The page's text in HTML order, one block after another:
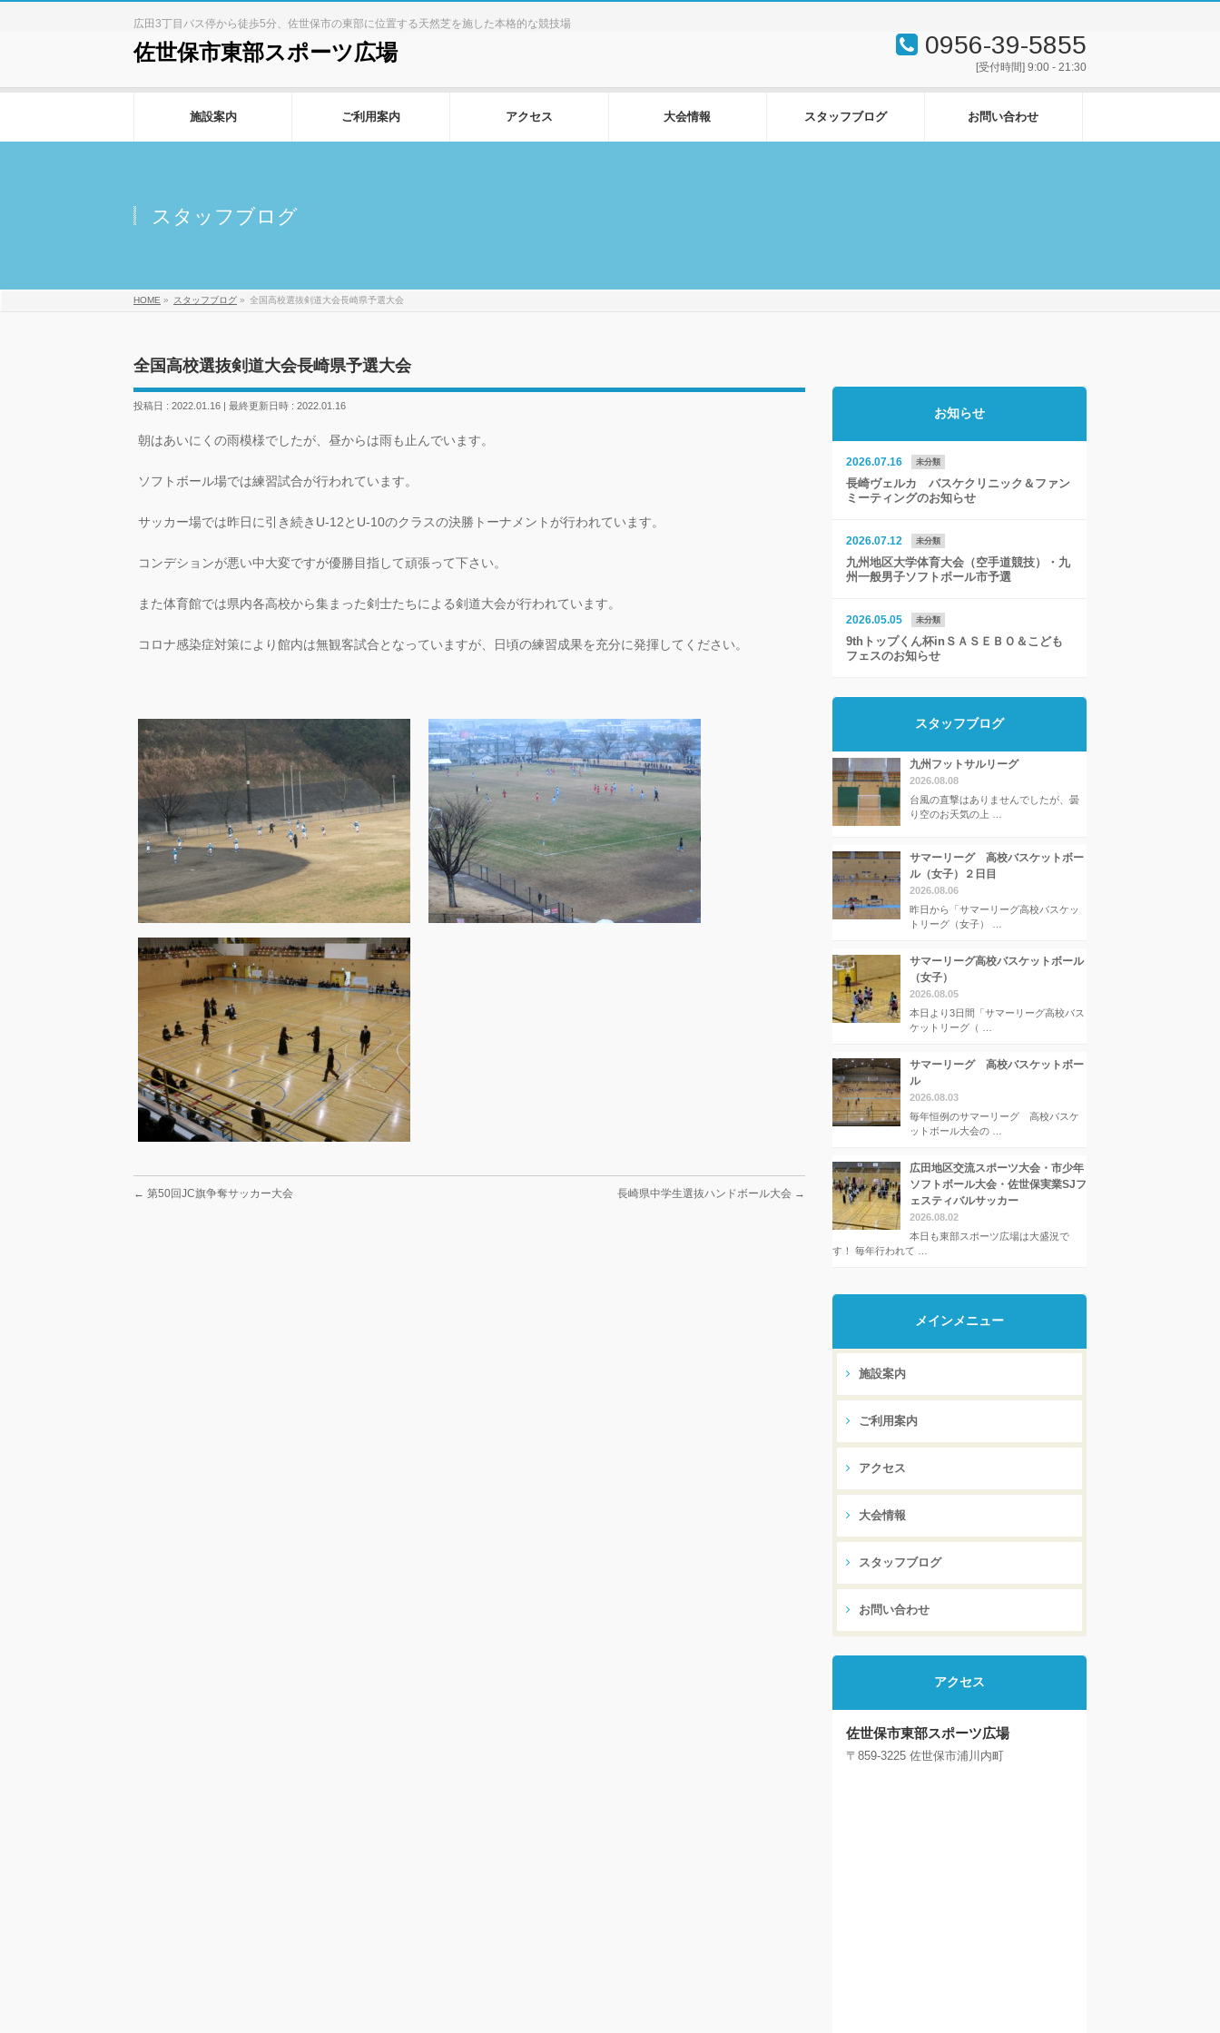
広田3丁目バス停から徒歩5分、佐世保市の東部に位置する天然芝を施した本格的な競技場
佐世保市東部スポーツ広場 0956-39-5855
[受付時間] 9:00 - 21:30
施設案内 ご利用案内 アクセス 大会情報 スタッフブログ お問い合わせ
スタッフブログ
HOME » スタッフブログ » 全国高校選抜剣道大会長崎県予選大会
全国高校選抜剣道大会長崎県予選大会
投稿日 : 2022.01.16 最終更新日時 : 2022.01.16
朝はあいにくの雨模様でしたが、昼からは雨も止んでいます。
ソフトボール場では練習試合が行われています。
サッカー場では昨日に引き続きU-12とU-10のクラスの決勝トーナメントが行われています。
コンデションが悪い中大変ですが優勝目指して頑張って下さい。
また体育館では県内各高校から集まった剣士たちによる剣道大会が行われています。
コロナ感染症対策により館内は無観客試合となっていますが、日頃の練習成果を充分に発揮してください。
← 第50回JC旗争奪サッカー大会 長崎県中学生選抜ハンドボール大会 →
お知らせ
2026.07.16 未分類
長崎ヴェルカ バスケクリニック＆ファン
ミーティングのお知らせ
2026.07.12 未分類
九州地区大学体育大会（空手道競技）・九
州一般男子ソフトボール市予選
2026.05.05 未分類
9thトップくん杯inＳＡＳＥＢＯ＆こども
フェスのお知らせ
スタッフブログ
九州フットサルリーグ
2026.08.08
台風の直撃はありませんでしたが、曇
り空のお天気の上 …
サマーリーグ 高校バスケットボー
ル（女子）２日目
2026.08.06
昨日から「サマーリーグ高校バスケッ
トリーグ（女子） …
サマーリーグ高校バスケットボール
（女子）
2026.08.05
本日より3日間「サマーリーグ高校バス
ケットリーグ（ …
サマーリーグ 高校バスケットボー
ル
2026.08.03
毎年恒例のサマーリーグ 高校バスケ
ットボール大会の …
広田地区交流スポーツ大会・市少年
ソフトボール大会・佐世保実業SJフ
ェスティバルサッカー
2026.08.02
本日も東部スポーツ広場は大盛況で
す！ 毎年行われて …
メインメニュー
施設案内
ご利用案内
アクセス
大会情報
スタッフブログ
お問い合わせ
アクセス
佐世保市東部スポーツ広場
〒859-3225 佐世保市浦川内町